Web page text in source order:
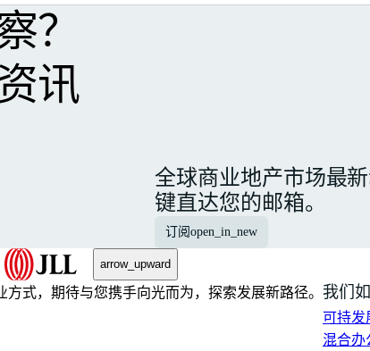
？
讯
全球商业地产市场最
键直达您的邮箱。
订阅 open_in_new
arrow_upward
式，期待与您携手向光而为，探索发展新路径。 我们
可持发
混合